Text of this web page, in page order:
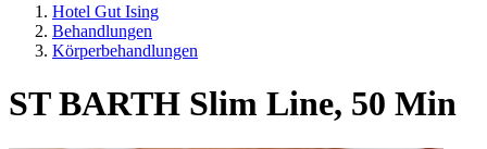
Hotel Gut Ising
Behandlungen
Körperbehandlungen
ST BARTH Slim Line, 50 Min